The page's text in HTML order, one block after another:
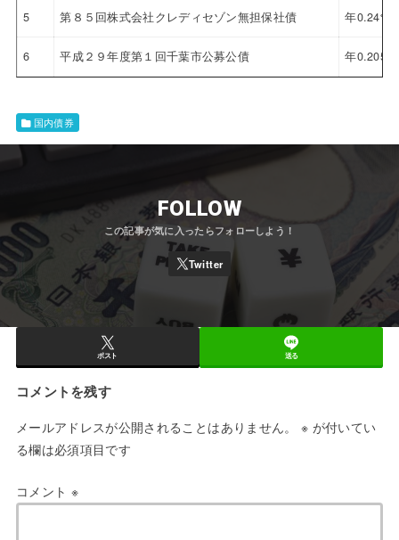
5 第８５回株式会社クレディセゾン無担保社債 年0.24%
6 平成２９年度第１回千葉市公募公債 年0.205%
国内債券
FOLLOW
ポスト 送る
コメントを残す
メールアドレスが公開されることはありません。 ※ が付いてい
る欄は必須項目です
コメント ※